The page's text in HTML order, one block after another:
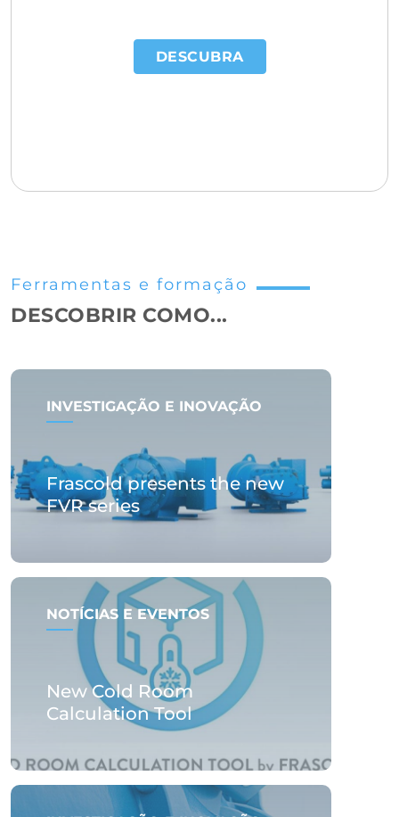
DESCUBRA
Ferramentas e formação
DESCOBRIR COMO...
INVESTIGAÇÃO E INOVAÇÃO
Frascold presents the new
FVR series
NOTÍCIAS E EVENTOS
New Cold Room
Calculation Tool